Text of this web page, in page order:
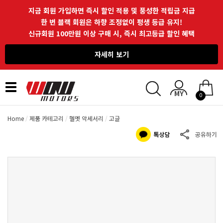
지금 회원 가입하면 즉시 할인 적용 및 풍성한 적립금 지급
한 번 블랙 회원은 하향 조정없이 평생 등급 유지!
신규회원 100만원 이상 구매 시, 즉시 최고등급 할인 혜택
자세히 보기
Toggle
navigation
0
Home 제품 카테고리 헬멧 악세서리 고글